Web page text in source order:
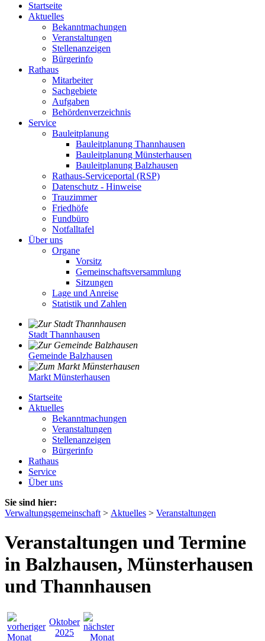
Startseite
Aktuelles
Bekanntmachungen
Veranstaltungen
Stellenanzeigen
Bürgerinfo
Rathaus
Mitarbeiter
Sachgebiete
Aufgaben
Behördenverzeichnis
Service
Bauleitplanung
Bauleitplanung Thannhausen
Bauleitplanung Münsterhausen
Bauleitplanung Balzhausen
Rathaus-Serviceportal (RSP)
Datenschutz - Hinweise
Trauzimmer
Friedhöfe
Fundbüro
Notfalltafel
Über uns
Organe
Vorsitz
Gemeinschaftsversammlung
Sitzungen
Lage und Anreise
Statistik und Zahlen
Stadt Thannhausen
Gemeinde Balzhausen
Markt Münsterhausen
Startseite
Aktuelles
Bekanntmachungen
Veranstaltungen
Stellenanzeigen
Bürgerinfo
Rathaus
Service
Über uns
Sie sind hier:
Verwaltungsgemeinschaft > Aktuelles > Veranstaltungen
Veranstaltungen und Termine
in Balzhausen, Münsterhausen
und Thannhausen
Oktober
2025